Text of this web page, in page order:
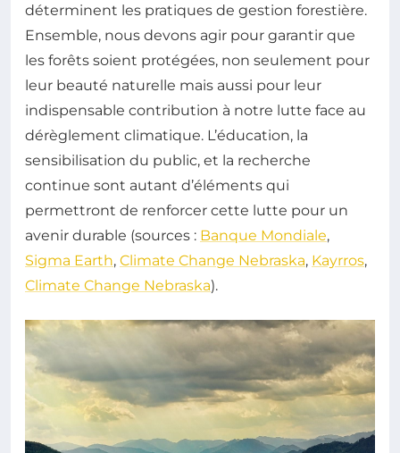
déterminent les pratiques de gestion forestière.
Ensemble, nous devons agir pour garantir que
les forêts soient protégées, non seulement pour
leur beauté naturelle mais aussi pour leur
indispensable contribution à notre lutte face au
dérèglement climatique. L’éducation, la
sensibilisation du public, et la recherche
continue sont autant d’éléments qui
permettront de renforcer cette lutte pour un
avenir durable (sources : Banque Mondiale,
Sigma Earth, Climate Change Nebraska, Kayrros,
Climate Change Nebraska).